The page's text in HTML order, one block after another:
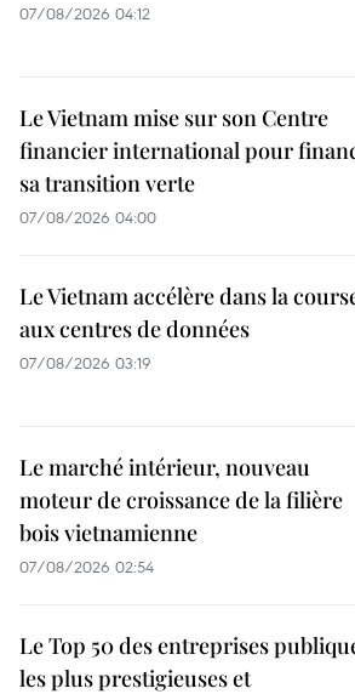
07/08/2026 04:12
Le Vietnam mise sur son Centre
financier international pour
sa transition verte
07/08/2026 04:00
Le Vietnam accélère dans la
aux centres de données
07/08/2026 03:19
Le marché intérieur, nouveau
moteur de croissance de la filière
bois vietnamienne
07/08/2026 02:54
Le Top 50 des entreprises
les plus prestigieuses et